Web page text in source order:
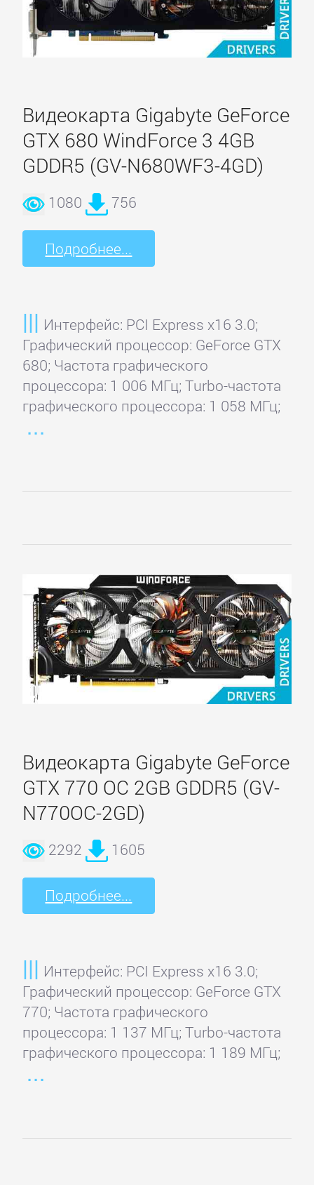
Видеокарта Gigabyte GeForce
GTX 680 WindForce 3 4GB
GDDR5 (GV-N680WF3-4GD)
1080 756
Подробнее...
Интерфейс: PCI Express x16 3.0;
Графический процессор: GeForce GTX
680; Частота графического
процессора: 1 006 МГц; Turbo-частота
графического процессора: 1 058 МГц;
Видеокарта Gigabyte GeForce
GTX 770 OC 2GB GDDR5 (GV-
N770OC-2GD)
2292 1605
Подробнее...
Интерфейс: PCI Express x16 3.0;
Графический процессор: GeForce GTX
770; Частота графического
процессора: 1 137 МГц; Turbo-частота
графического процессора: 1 189 МГц;